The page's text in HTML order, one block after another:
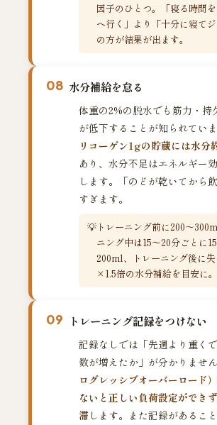
因子のひとつ。「寝る時間
へ行く」より「十分に寝てジ
の方が結果が出ます。
08 水分補給を怠る
体重の2%の脱水でも筋力・持
が低下することが知られてい
リコーゲン1gの貯蔵には水分
あり、水分不足はエネルギー
します。「のどが乾いてから
すぎます。
トレーニング前に200〜
ニング中は15〜20分ごとに
200ml、トレーニング後に
×1.5倍の水分補給を目安に。
09 トレーニング記録をつけない
記録なしでは「先週より重く
数が増えたか」が分かりません
ログレッシブオーバーロード
ないと正しい負荷設定ができ
滞します。また記録があるこ